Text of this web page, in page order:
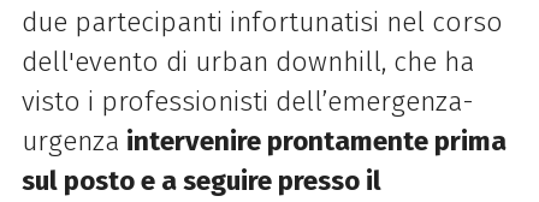
due partecipanti infortunatisi nel corso
dell'evento di urban downhill, che ha
visto i professionisti dell’emergenza-
urgenza intervenire prontamente prima
sul posto e a seguire presso il